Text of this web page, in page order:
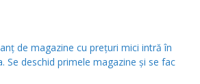
de magazine cu prețuri mici intră în
Se deschid primele magazine și se fac